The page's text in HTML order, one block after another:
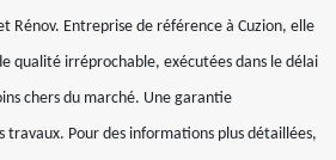
Rénov. Entreprise de référence à Cuzion, elle
qualité irréprochable, exécutées dans le délai
chers du marché. Une garantie
travaux. Pour des informations plus détaillées,